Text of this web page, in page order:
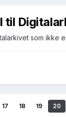
til
som ikke
17 18 19 20